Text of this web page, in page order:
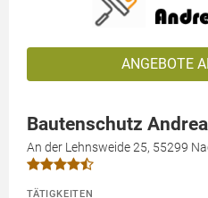
ANGEBOTE
Bautenschutz
An der Lehnsweide 25, 55299
TÄTIGKEITEN